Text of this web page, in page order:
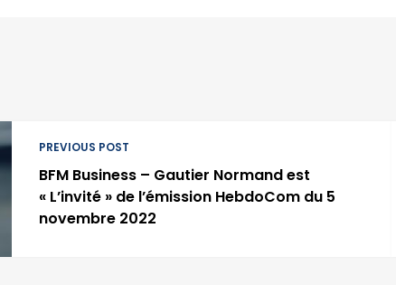
PREVIOUS POST
BFM Business – Gautier Normand est
« L’invité » de l’émission HebdoCom du 5
novembre 2022